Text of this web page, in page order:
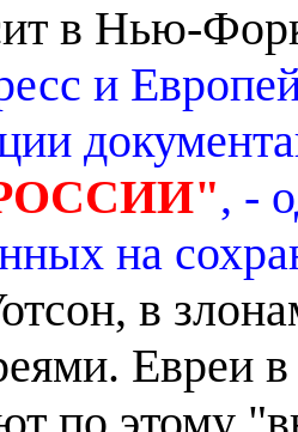
в Нью-
и
, -
на
в
Евреи